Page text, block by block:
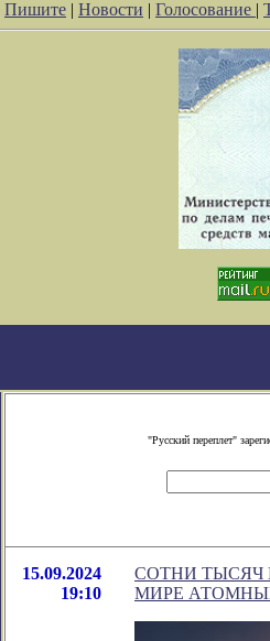
Пишите | Новости | Голосование |
"Русский переплет"
15.09.2024
19:10
СОТНИ ТЫСЯЧ
МИРЕ